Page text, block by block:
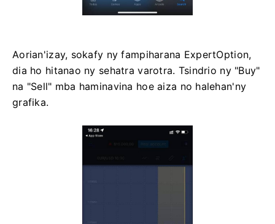
Aorian'izay, sokafy ny fampiharana ExpertOption,
dia ho hitanao ny sehatra varotra. Tsindrio ny "Buy"
na "Sell" mba haminavina hoe aiza no halehan'ny
grafika.